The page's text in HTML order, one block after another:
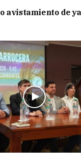
avistamiento de